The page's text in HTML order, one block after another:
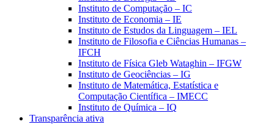
Instituto de Computação – IC
Instituto de Economia – IE
Instituto de Estudos da Linguagem – IEL
Instituto de Filosofia e Ciências Humanas –
IFCH
Instituto de Física Gleb Wataghin – IFGW
Instituto de Geociências – IG
Instituto de Matemática, Estatística e
Computação Científica – IMECC
Instituto de Química – IQ
Transparência ativa